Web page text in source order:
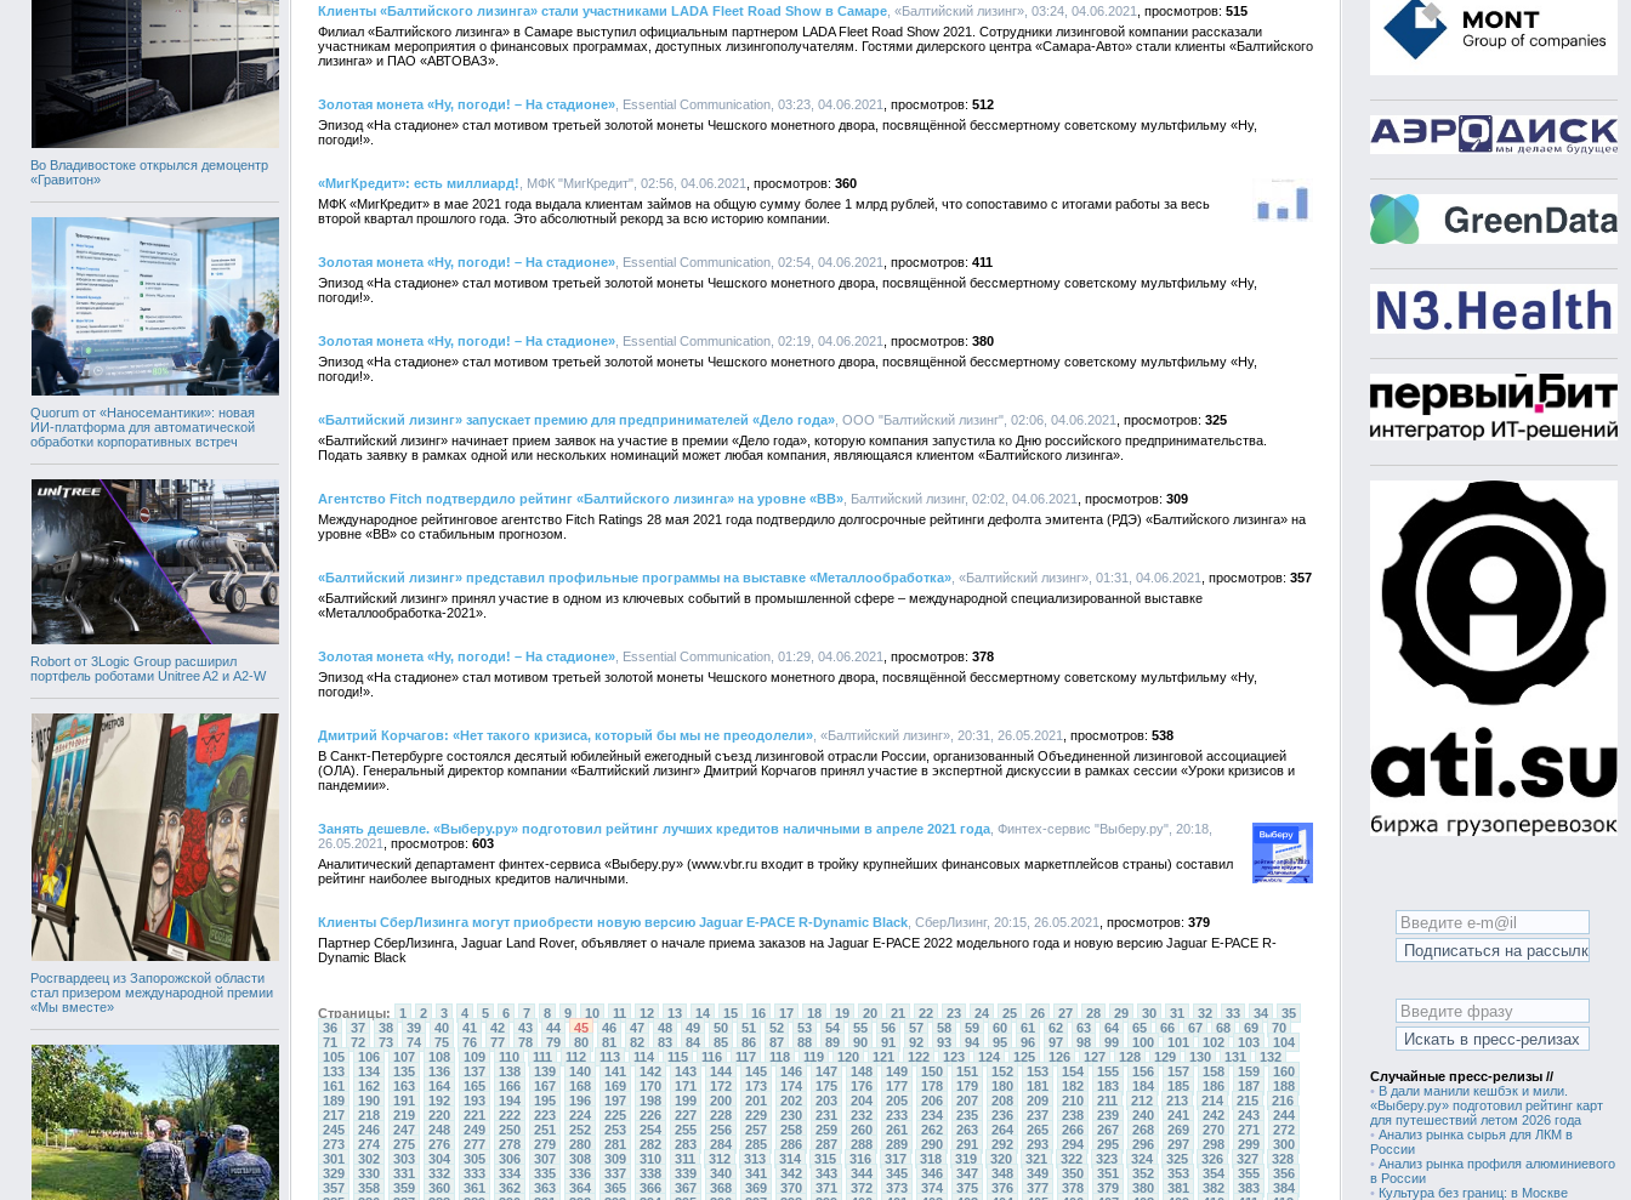
Во Владивостоке открылся демоцентр
«Гравитон»
Quorum от «Наносемантики»: новая
ИИ-платформа для автоматической
обработки корпоративных встреч
Robort от 3Logic Group расширил
портфель роботами Unitree A2 и A2-W
Росгвардеец из Запорожской области
стал призером международной премии
«Мы вместе»
Клиенты «Балтийского лизинга» стали участниками LADA Fleet Road Show в Самаре , «Балтийский лизинг», 03:24, 04.06.2021
515
Филиал «Балтийского лизинга» в Самаре выступил официальным партнером LADA Fleet Road Show 2021. Сотрудники лизинговой компании рассказали
участникам мероприятия о финансовых программах, доступных лизингополучателям. Гостями дилерского центра «Самара-Авто» стали клиенты «Балтийского
лизинга» и ПАО «АВТОВАЗ».
Золотая монета «Ну, погоди! – На стадионе» , Essential Communication, 03:23, 04.06.2021
512
Эпизод «На стадионе» стал мотивом третьей золотой монеты Чешского монетного двора, посвящённой бессмертному советскому мультфильму «Ну,
погоди!».
«МигКредит»: есть миллиард! , МФК "МигКредит", 02:56, 04.06.2021
360
МФК «МигКредит» в мае 2021 года выдала клиентам займов на общую сумму более 1 млрд рублей, что сопоставимо с итогами работы за весь
второй квартал прошлого года. Это абсолютный рекорд за всю историю компании.
Золотая монета «Ну, погоди! – На стадионе» , Essential Communication, 02:54, 04.06.2021
411
Эпизод «На стадионе» стал мотивом третьей золотой монеты Чешского монетного двора, посвящённой бессмертному советскому мультфильму «Ну,
погоди!».
Золотая монета «Ну, погоди! – На стадионе» , Essential Communication, 02:19, 04.06.2021
380
Эпизод «На стадионе» стал мотивом третьей золотой монеты Чешского монетного двора, посвящённой бессмертному советскому мультфильму «Ну,
погоди!».
«Балтийский лизинг» запускает премию для предпринимателей «Дело года» , ООО "Балтийский лизинг", 02:06, 04.06.2021
325
«Балтийский лизинг» начинает прием заявок на участие в премии «Дело года», которую компания запустила ко Дню российского предпринимательства.
Подать заявку в рамках одной или нескольких номинаций может любая компания, являющаяся клиентом «Балтийского лизинга».
Агентство Fitch подтвердило рейтинг «Балтийского лизинга» на уровне «BB» , Балтийский лизинг, 02:02, 04.06.2021
309
Международное рейтинговое агентство Fitch Ratings 28 мая 2021 года подтвердило долгосрочные рейтинги дефолта эмитента (РДЭ) «Балтийского лизинга» на
уровне «ВВ» со стабильным прогнозом.
«Балтийский лизинг» представил профильные программы на выставке «Металлообработка» , «Балтийский лизинг», 01:31, 04.06.2021
357
«Балтийский лизинг» принял участие в одном из ключевых событий в промышленной сфере – международной специализированной выставке
«Металлообработка-2021».
Золотая монета «Ну, погоди! – На стадионе» , Essential Communication, 01:29, 04.06.2021
378
Эпизод «На стадионе» стал мотивом третьей золотой монеты Чешского монетного двора, посвящённой бессмертному советскому мультфильму «Ну,
погоди!».
Дмитрий Корчагов: «Нет такого кризиса, который бы мы не преодолели» , «Балтийский лизинг», 20:31, 26.05.2021
538
В Санкт-Петербурге состоялся десятый юбилейный ежегодный съезд лизинговой отрасли России, организованный Объединенной лизинговой ассоциацией
(ОЛА). Генеральный директор компании «Балтийский лизинг» Дмитрий Корчагов принял участие в экспертной дискуссии в рамках сессии «Уроки кризисов и
пандемии».
Занять дешевле. «Выберу.ру» подготовил рейтинг лучших кредитов наличными в апреле 2021 года , Финтех-сервис "Выберу.ру", 20:18,
26.05.2021
603
Аналитический департамент финтех-сервиса «Выберу.ру» (www.vbr.ru входит в тройку крупнейших финансовых маркетплейсов страны) составил
рейтинг наиболее выгодных кредитов наличными.
Клиенты СберЛизинга могут приобрести новую версию Jaguar E-PACE R-Dynamic Black , СберЛизинг, 20:15, 26.05.2021
379
Партнер СберЛизинга, Jaguar Land Rover, объявляет о начале приема заказов на Jaguar E-PACE 2022 модельного года и новую версию Jaguar E-PACE R-
Dynamic Black
Страницы: 1 2 3 4 5 6 7 8 9 10 11 12 13 14 15 16 17 18 19 20 21 22 23 24 25 26 27 28 29 30 31 32 33 34
35
36
37 38 39 40 41 42 43 44 45 46 47 48 49 50 51 52 53 54 55 56 57 58 59 60 61 62 63 64 65 66 67 68 69
70
71
72 73 74 75 76 77 78 79 80 81 82 83 84 85 86 87 88 89 90 91 92 93 94 95 96 97 98 99 100 101 102 103
104
105
106 107 108 109 110 111 112 113 114 115 116 117 118 119 120 121 122 123 124 125 126 127 128 129 130 131
132
133
134 135 136 137 138 139 140 141 142 143 144 145 146 147 148 149 150 151 152 153 154 155 156 157 158 159
160
161
162 163 164 165 166 167 168 169 170 171 172 173 174 175 176 177 178 179 180 181 182 183 184 185 186 187
188
189
190 191 192 193 194 195 196 197 198 199 200 201 202 203 204 205 206 207 208 209 210 211 212 213 214 215
216
217
218 219 220 221 222 223 224 225 226 227 228 229 230 231 232 233 234 235 236 237 238 239 240 241 242 243
244
245
246 247 248 249 250 251 252 253 254 255 256 257 258 259 260 261 262 263 264 265 266 267 268 269 270 271
272
273
274 275 276 277 278 279 280 281 282 283 284 285 286 287 288 289 290 291 292 293 294 295 296 297 298 299
300
301
302 303 304 305 306 307 308 309 310 311 312 313 314 315 316 317 318 319 320 321 322 323 324 325 326 327
328
329
330 331 332 333 334 335 336 337 338 339 340 341 342 343 344 345 346 347 348 349 350 351 352 353 354 355
356
357
358 359 360 361 362 363 364 365 366 367 368 369 370 371 372 373 374 375 376 377 378 379 380 381 382 383
384
Случайные пресс-релизы //
• В дали манили кешбэк и мили.
«Выберу.ру» подготовил рейтинг карт
для путешествий летом 2026 года
• Анализ рынка сырья для ЛКМ в
России
• Анализ рынка профиля алюминиевого
в России
• Культура без границ: в Москве